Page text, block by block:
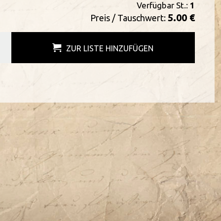
Verfügbar St.: 1
Preis / Tauschwert: 5.00 €
ZUR LISTE HINZUFÜGEN